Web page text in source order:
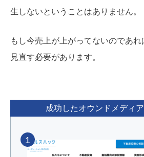
生しないということはありません。
もし今売上が上がってないのであ
見直す必要があります。
成功したオウンドメディ
1